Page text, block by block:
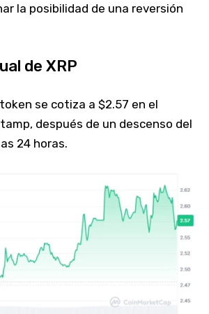
la posibilidad de una reversión
de XRP
se cotiza a $2.57 en el
después de un descenso del
24 horas.